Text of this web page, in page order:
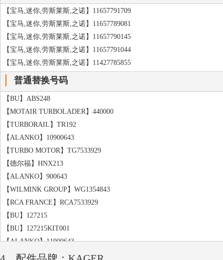
【MAGNAFLOW】K340
【宝马,迷你,劳斯莱斯,之诺】11657791709
【宝马,迷你,劳斯莱斯,之诺】11657789081
【宝马,迷你,劳斯莱斯,之诺】11657790145
【宝马,迷你,劳斯莱斯,之诺】11657791044
【宝马,迷你,劳斯莱斯,之诺】11427785855
普通替换号码
【BU】ABS248
【MOTAIR TURBOLADER】440000
【TURBORAIL】TR192
【ALANKO】10900643
【TURBO MOTOR】TG7533929
【德尔福】HNX213
【ALANKO】900643
【WILMINK GROUP】WG1354843
【RCA FRANCE】RCA7533929
【BU】127215
【BU】127215KIT001
【ALANKO】11900643
【WILMINK GROUP】WG1319993